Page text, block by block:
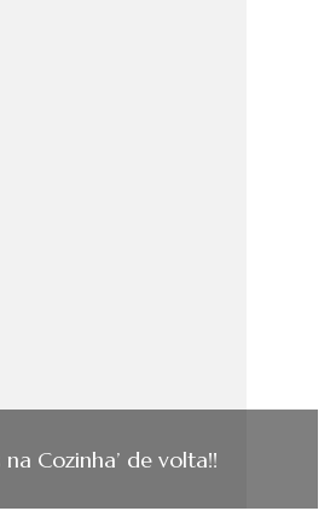
na Cozinha’ de volta!!